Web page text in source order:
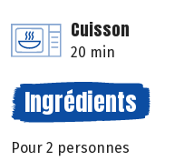
Cuisson
20 min
Ingrédients
Pour 2 personnes